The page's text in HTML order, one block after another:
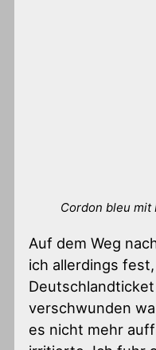
Cordon bleu mit
Auf dem Weg
ich allerdings
verschwunden
es nicht mehr